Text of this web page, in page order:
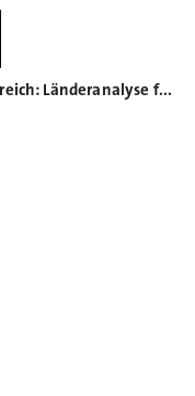
Beschaffung in Frankreich: Länderanalyse für den Einkauf